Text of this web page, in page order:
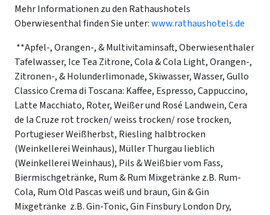
Mehr Informationen zu den Rathaushotels
Oberwiesenthal finden Sie unter:www.rathaushotels.de
**Apfel-, Orangen-, & Multivitaminsaft, Oberwiesenthaler
Tafelwasser, Ice Tea Zitrone, Cola & Cola Light, Orangen-,
Zitronen-, & Holunderlimonade, Skiwasser, Wasser, Gullo
Classico Crema di Toscana: Kaffee, Espresso, Cappuccino,
Latte Macchiato, Roter, Weißer und Rosé Landwein, Cera
de la Cruze rot trocken/ weiss trocken/ rose trocken,
Portugieser Weißherbst, Riesling halbtrocken
(Weinkellerei Weinhaus), Müller Thurgau lieblich
(Weinkellerei Weinhaus), Pils & Weißbier vom Fass,
Biermischgetränke, Rum & Rum Mixgetränke z.B. Rum-
Cola, Rum Old Pascas weiß und braun, Gin & Gin
Mixgetränke z.B. Gin-Tonic, Gin Finsbury London Dry,